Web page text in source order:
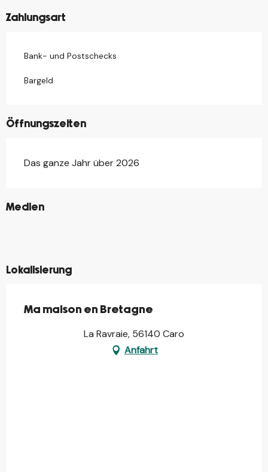
Zahlungsart
Bank- und Postschecks
Bargeld
Öffnungszeiten
Das ganze Jahr über 2026
Medien
©
©
Lokalisierung
Ma maison en Bretagne
La Ravraie, 56140 Caro
Anfahrt